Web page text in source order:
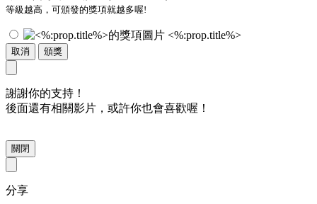
等級越高，可頒發的獎項就越多喔!
<%:prop.title%>
取消 頒獎
謝謝你的支持！
後面還有相關影片，或許你也會喜歡喔！
關閉
分享